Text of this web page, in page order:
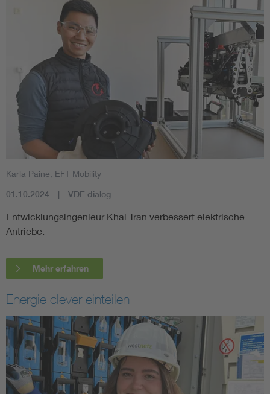
Karla Paine, EFT Mobility
01.10.2024 VDE dialog
Entwicklungsingenieur Khai Tran verbessert elektrische
Antriebe.
Mehr erfahren
Energie clever einteilen